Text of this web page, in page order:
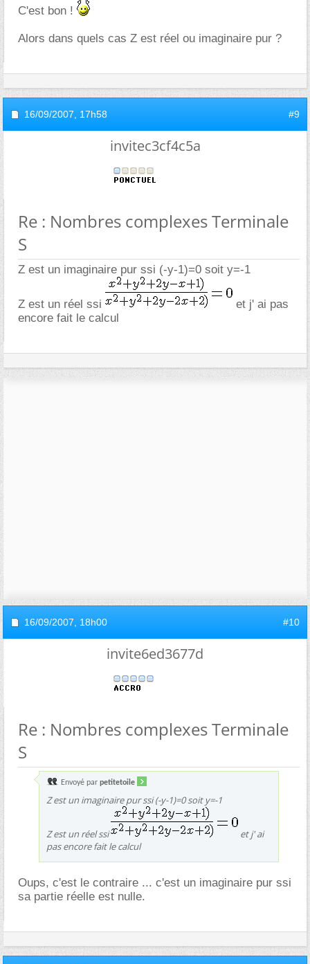
C'est bon !
Alors dans quels cas Z est réel ou imaginaire pur ?
16/09/2007, 17h58 #9
invitec3cf4c5a
Re : Nombres complexes Terminale
S
Z est un imaginaire pur ssi (-y-1)=0 soit y=-1
Z est un réel ssi
et j' ai pas
encore fait le calcul
16/09/2007, 18h00 #10
invite6ed3677d
Re : Nombres complexes Terminale
S
Envoyé par petitetoile
Z est un imaginaire pur ssi (-y-1)=0 soit y=-1
Z est un réel ssi
et j' ai
pas encore fait le calcul
Oups, c'est le contraire ... c'est un imaginaire pur ssi
sa partie réelle est nulle.